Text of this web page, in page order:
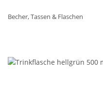
Becher, Tassen & Flaschen